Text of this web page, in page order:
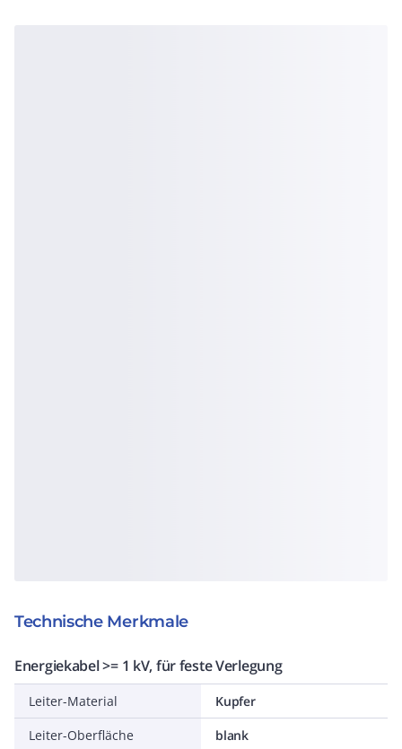
Technische Merkmale
Energiekabel >= 1 kV, für feste Verlegung
Leiter-Material
Kupfer
Leiter-Oberfläche
blank